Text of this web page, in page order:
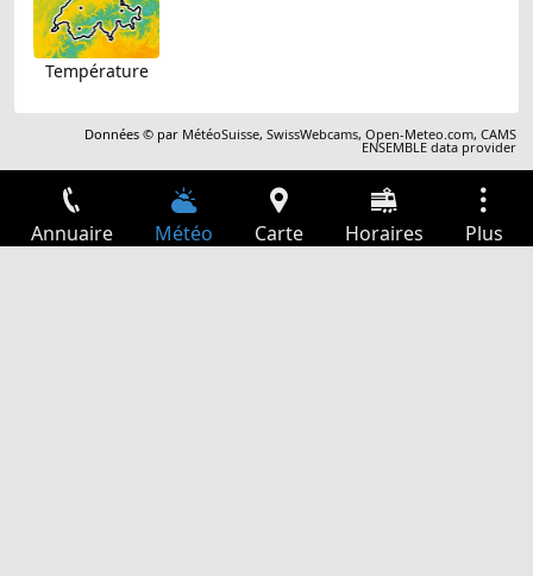
Température
Données © par MétéoSuisse,SwissWebcams,Open-Meteo.com,CAMS
ENSEMBLE data provider
Annuaire Météo Carte Horaires Plus